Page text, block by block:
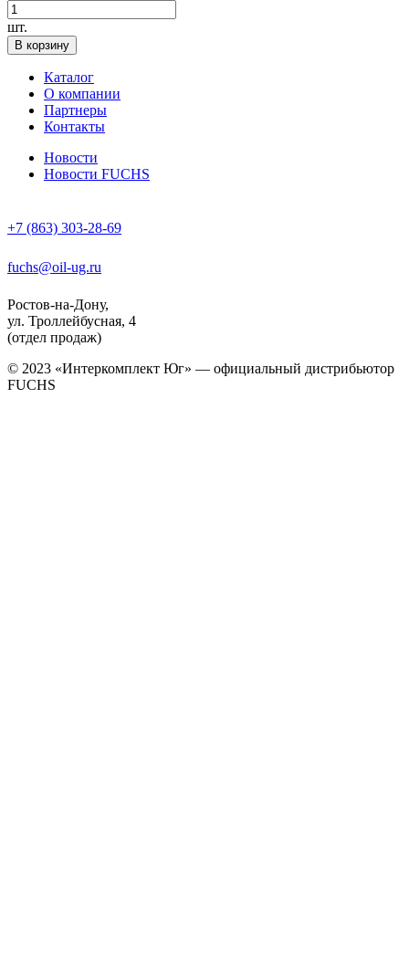
шт.
В корзину
Каталог
О компании
Партнеры
Контакты
Новости
Новости FUCHS
+7 (863) 303-28-69
fuchs@oil-ug.ru
Ростов-на-Дону,
ул. Троллейбусная, 4
(отдел продаж)
© 2023 «Интеркомплект Юг» — официальный дистрибьютор
FUCHS